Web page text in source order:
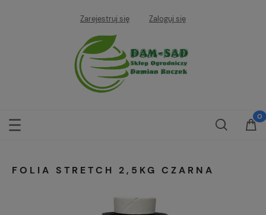
Zarejestruj się Zaloguj się
FOLIA STRETCH 2,5KG CZARNA